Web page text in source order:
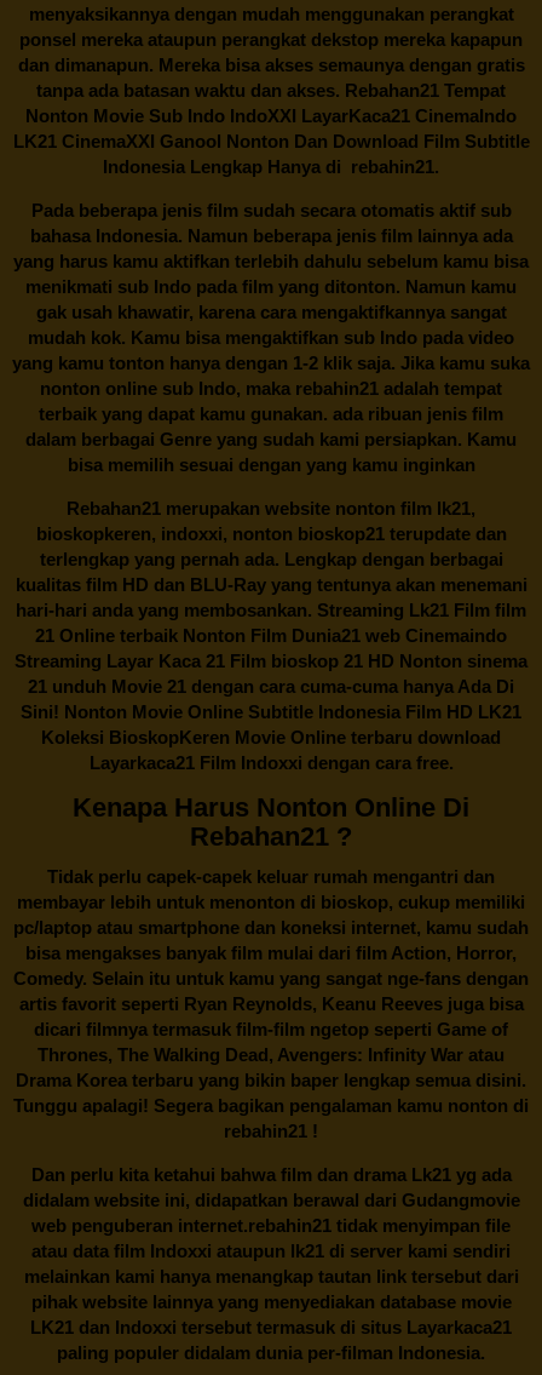
menyaksikannya dengan mudah menggunakan perangkat
ponsel mereka ataupun perangkat dekstop mereka kapapun
dan dimanapun. Mereka bisa akses semaunya dengan gratis
tanpa ada batasan waktu dan akses. Rebahan21 Tempat
Nonton Movie Sub Indo IndoXXI LayarKaca21 CinemaIndo
LK21 CinemaXXI Ganool Nonton Dan Download Film Subtitle
Indonesia Lengkap Hanya di rebahin21.
Pada beberapa jenis film sudah secara otomatis aktif sub
bahasa Indonesia. Namun beberapa jenis film lainnya ada
yang harus kamu aktifkan terlebih dahulu sebelum kamu bisa
menikmati sub Indo pada film yang ditonton. Namun kamu
gak usah khawatir, karena cara mengaktifkannya sangat
mudah kok. Kamu bisa mengaktifkan sub Indo pada video
yang kamu tonton hanya dengan 1-2 klik saja. Jika kamu suka
nonton online sub Indo, maka rebahin21 adalah tempat
terbaik yang dapat kamu gunakan. ada ribuan jenis film
dalam berbagai Genre yang sudah kami persiapkan. Kamu
bisa memilih sesuai dengan yang kamu inginkan
Rebahan21 merupakan website nonton film lk21,
bioskopkeren, indoxxi, nonton bioskop21 terupdate dan
terlengkap yang pernah ada. Lengkap dengan berbagai
kualitas film HD dan BLU-Ray yang tentunya akan menemani
hari-hari anda yang membosankan. Streaming Lk21 Film film
21 Online terbaik Nonton Film Dunia21 web Cinemaindo
Streaming Layar Kaca 21 Film bioskop 21 HD Nonton sinema
21 unduh Movie 21 dengan cara cuma-cuma hanya Ada Di
Sini! Nonton Movie Online Subtitle Indonesia Film HD LK21
Koleksi BioskopKeren Movie Online terbaru download
Layarkaca21 Film Indoxxi dengan cara free.
Kenapa Harus Nonton Online Di
Rebahan21 ?
Tidak perlu capek-capek keluar rumah mengantri dan
membayar lebih untuk menonton di bioskop, cukup memiliki
pc/laptop atau smartphone dan koneksi internet, kamu sudah
bisa mengakses banyak film mulai dari film Action, Horror,
Comedy. Selain itu untuk kamu yang sangat nge-fans dengan
artis favorit seperti Ryan Reynolds, Keanu Reeves juga bisa
dicari filmnya termasuk film-film ngetop seperti Game of
Thrones, The Walking Dead, Avengers: Infinity War atau
Drama Korea terbaru yang bikin baper lengkap semua disini.
Tunggu apalagi! Segera bagikan pengalaman kamu nonton di
rebahin21 !
Dan perlu kita ketahui bahwa film dan dramaLk21yg ada
didalam website ini, didapatkan berawal dari Gudangmovie
web penguberan internet.rebahin21 tidak menyimpan file
atau data film Indoxxi ataupun lk21 di server kami sendiri
melainkan kami hanya menangkap tautan link tersebut dari
pihak website lainnya yang menyediakan database movie
LK21 dan Indoxxi tersebut termasuk di situs Layarkaca21
paling populer didalam dunia per-filman Indonesia.